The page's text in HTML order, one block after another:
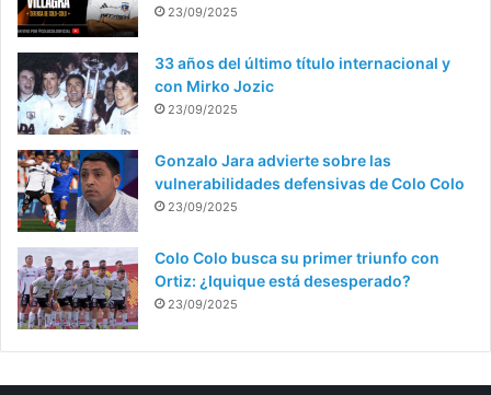
23/09/2025
33 años del último título internacional y
con Mirko Jozic
23/09/2025
Gonzalo Jara advierte sobre las
vulnerabilidades defensivas de Colo Colo
23/09/2025
Colo Colo busca su primer triunfo con
Ortiz: ¿Iquique está desesperado?
23/09/2025